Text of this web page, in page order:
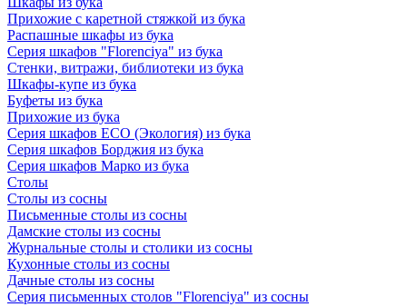
Прихожие с каретной стяжкой из бука
Распашные шкафы из бука
Серия шкафов "Florenciya" из бука
Стенки, витражи, библиотеки из бука
Шкафы-купе из бука
Буфеты из бука
Прихожие из бука
Серия шкафов ECO (Экология) из бука
Серия шкафов Борджия из бука
Серия шкафов Марко из бука
Столы
Столы из сосны
Письменные столы из сосны
Дамские столы из сосны
Журнальные столы и столики из сосны
Кухонные столы из сосны
Дачные столы из сосны
Серия письменных столов "Florenciya" из сосны